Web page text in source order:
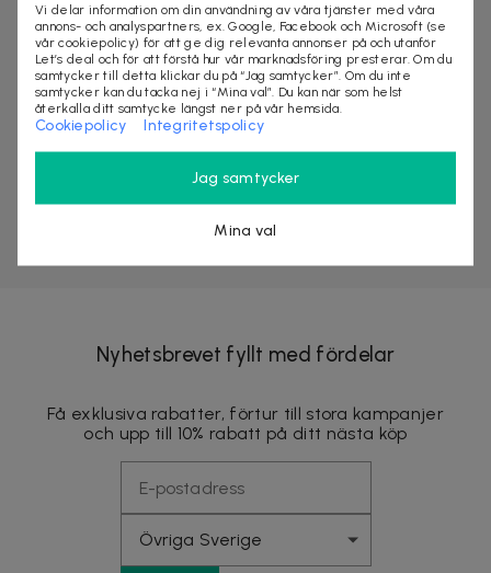
Nyhetsbrevet fyllt med fördelar
Få exklusiva rabatter, förtur till stora kampanjer
och upp till 10% rabatt på ditt nästa köp
Vi delar information om din användning av våra tjänster med våra
annons- och analyspartners, ex. Google, Facebook och Microsoft (se
vår cookiepolicy) för att ge dig relevanta annonser på och utanför
Let’s deal och för att förstå hur vår marknadsföring presterar. Om du
samtycker till detta klickar du på “Jag samtycker”. Om du inte
samtycker kan du tacka nej i “Mina val”. Du kan när som helst
återkalla ditt samtycke längst ner på vår hemsida.
Cookiepolicy Integritetspolicy
Jag samtycker
Mina val